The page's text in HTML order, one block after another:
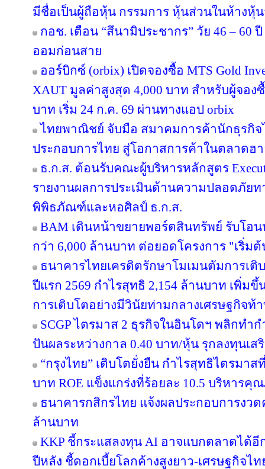
มีชื่อเป็นผู้ถือหุ้น กรรมการ หุ้นส่วนในห้างหุ้
กอช. เตือน “สึนามิประชากร” วัย 46 – 60
ออมก่อนสาย
ออร์บิกซ์ (orbix) เปิดจองซื้อ MTS Gold
XAUT มูลค่าสูงสุด 4,000 บาท สำหรับผู้จอง
บาท เริ่ม 24 ก.ค. 69 ผ่านทางแอป orbix
ไทยพาณิชย์ จับมือ สมาคมการค้านักธุรกิ
ประกอบการไทย สู่โอกาสการค้าในตลาดฮ
ธ.ก.ส. ต้อนรับคณะผู้บริหารหลักสูตร
รายงานผลการประเมินด้านความปลอดภัยท
พิพิธภัณฑ์และหอศิลป์ ธ.ก.ส.
BAM เดินหน้าขยายพอร์ตสินทรัพย์ รับโอ
กว่า 6,000 ล้านบาท ต่อยอดโครงการ "เริ่ม
ธนาคารไทยเครดิตรักษาโมเมนตัมการเติ
ปีแรก 2569 กำไรสุทธิ 2,154 ล้านบาท เพิ่ม
การเติบโตอย่างมีวินัยท่ามกลางเศรษฐกิจท้
SCGP ไตรมาส 2 ธุรกิจในอินโดฯ พลิกทำ
ปันผลระหว่างกาล 0.40 บาท/หุ้น รุกลงทุนเ
“กรุงไทย” เติบโตยั่งยืน กำไรสุทธิไตรมาส
บาท ROE แข็งแกร่งที่ร้อยละ 10.5 บริหาร
ธนาคารกสิกรไทย แจ้งผลประกอบการงวด
ล้านบาท
KKP ชี้กระแสลงทุน AI อาจแบกตลาดได้อี
ปีหลัง ชี้ดอกเบี้ยโลกค้างสูงยาว-เศรษฐกิจไท